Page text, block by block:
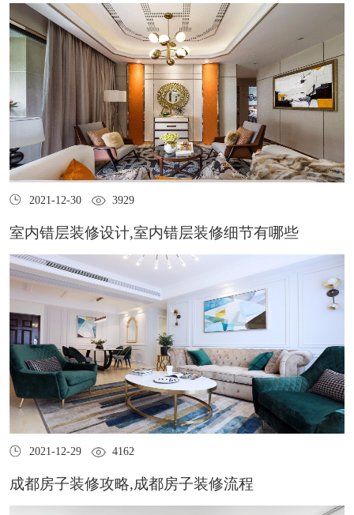
2021-12-30 3929
室内错层装修设计,室内错层装修细节有哪些
2021-12-29 4162
成都房子装修攻略,成都房子装修流程